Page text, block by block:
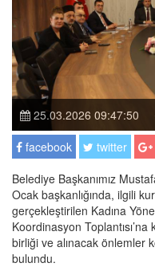
25.03.2026 09:47:50
facebook
twitter
Belediye Başkanımız
Ocak başkanlığında, ilgili
gerçekleştirilen Kadına
Koordinasyon
birliği ve alınacak önlemler
bulundu.